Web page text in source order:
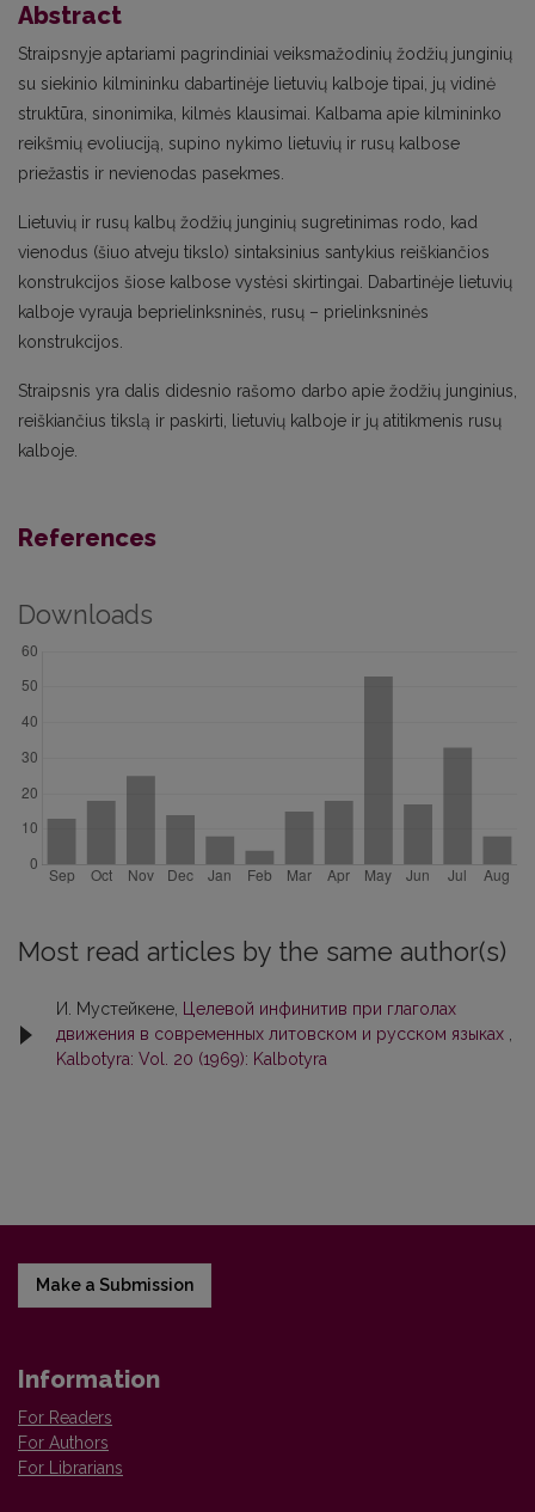
Abstract
Straipsnyje aptariami pagrindiniai veiksmažodinių žodžių junginių
su siekinio kilmininku dabartinėje lietuvių kalboje tipai, jų vidinė
struktūra, sinonimika, kilmės klausimai. Kalbama apie kilmininko
reikšmių evoliuciją, supino nykimo lietuvių ir rusų kalbose
priežastis ir nevienodas pasekmes.
Lietuvių ir rusų kalbų žodžių junginių sugretinimas rodo, kad
vienodus (šiuo atveju tikslo) sintaksinius santykius reiškiančios
konstrukcijos šiose kalbose vystėsi skirtingai. Dabartinėje lietuvių
kalboje vyrauja beprielinksninės, rusų – prielinksninės
konstrukcijos.
Straipsnis yra dalis didesnio rašomo darbo apie žodžių junginius,
reiškiančius tikslą ir paskirti, lietuvių kalboje ir jų atitikmenis rusų
kalboje.
References
Downloads
Most read articles by the same author(s)
И. Мустейкене,
Целевой инфинитив при глаголах
движения в современных литовском и русском языках
Kalbotyra: Vol. 20 (1969): Kalbotyra
Make a Submission
Information
For Readers
For Authors
For Librarians